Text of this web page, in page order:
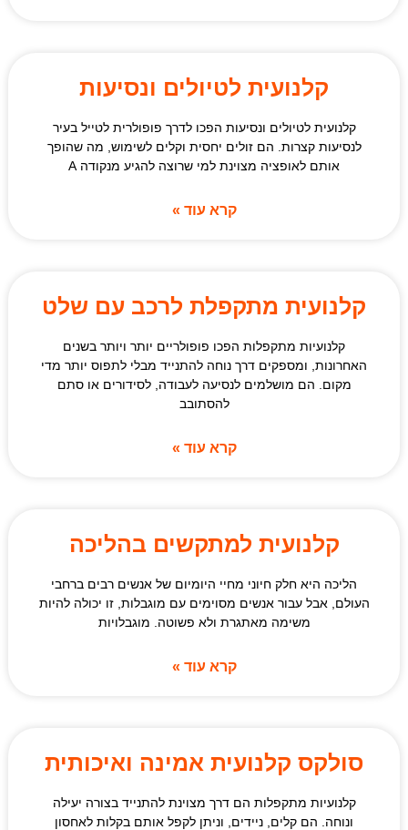
קלנועית לטיולים ונסיעות
קלנועית לטיולים ונסיעות הפכו לדרך פופולרית לטייל בעיר
לנסיעות קצרות. הם זולים יחסית וקלים לשימוש, מה שהופך
אותם לאופציה מצוינת למי שרוצה להגיע מנקודה A
קרא עוד »
קלנועית מתקפלת לרכב עם שלט
קלנועיות מתקפלות הפכו פופולריים יותר ויותר בשנים
האחרונות, ומספקים דרך נוחה להתנייד מבלי לתפוס יותר מדי
מקום. הם מושלמים לנסיעה לעבודה, לסידורים או סתם
להסתובב
קרא עוד »
קלנועית למתקשים בהליכה
הליכה היא חלק חיוני מחיי היומיום של אנשים רבים ברחבי
העולם, אבל עבור אנשים מסוימים עם מוגבלות, זו יכולה להיות
משימה מאתגרת ולא פשוטה. מוגבלויות
קרא עוד »
סולקס קלנועית אמינה ואיכותית
קלנועיות מתקפלות הם דרך מצוינת להתנייד בצורה יעילה
ונוחה. הם קלים, ניידים, וניתן לקפל אותם בקלות לאחסון